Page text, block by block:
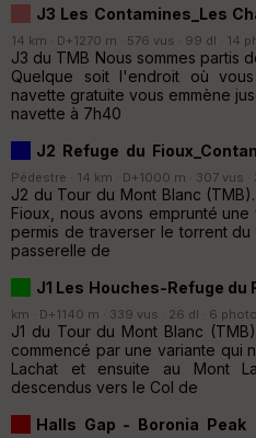
J3 Les Contamines_Les
14 km · D+1270 m · 576 vus · 99 dl · 14
J3 du TMB Nous sommes partis
Quelque soit l'endroit où
navette gratuite vous emmène
navette à 7h40
J2 Refuge du
Pédestre · 14 km · D+1000 m · 307 vus ·
J2 du Tour du Mont Blanc
Fioux, nous avons emprunté
permis de traverser le torrent
passerelle de
J1 Les Houches-Refuge du
km · D+1140 m · 339 vus · 26 dl · 6
J1 du Tour du Mont Blanc
commencé par une variante qui
Lachat et ensuite au Mont
descendus vers le Col de
Halls Gap - Boronia Peak